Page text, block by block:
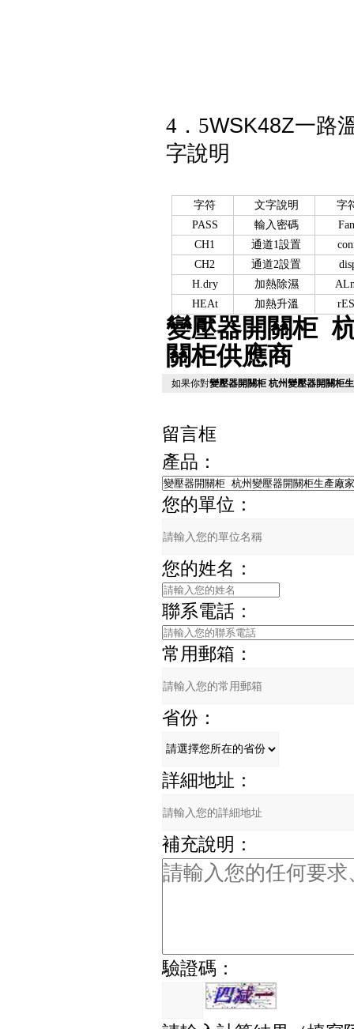
4．5WSK48Z一路
字說明
字符 文字說明
字
PASS
輸入密碼 Fa
CH1
通道1設置
CH2
通道2設置
H.dry
加熱除濕
HEAt
加熱升溫
變壓器開關柜
關柜供應商
如果你對變壓器開關柜 杭州變壓器開關柜
留言框
產品：
您的單位：
您的姓名：
聯系電話：
常用郵箱：
省份：
詳細地址：
補充說明：
驗證碼：